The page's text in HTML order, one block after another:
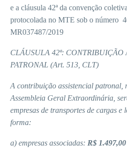
e a cláusula 42ª da convenção
protocolada no MTE sob o número
MR037487/2019
CLÁUSULA 42ª: CONTRIBUIÇÃO
PATRONAL (Art. 513, CLT)
A contribuição assistencial patronal,
Assembleia Geral Extraordinária,
empresas de transportes de cargas e
forma:
a) empresas associadas: R$ 1.497,00